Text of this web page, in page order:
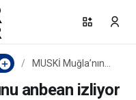
MUSKİ Muğla’nın
izliyor
anbean izliyor
Paylaş